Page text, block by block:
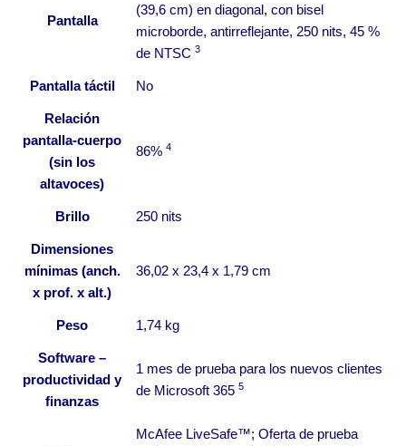
Pantalla
(39,6 cm) en diagonal, con bisel
microborde, antirreflejante, 250 nits, 45 %
de NTSC 3
Pantalla táctil No
Relación
pantalla-cuerpo
(sin los
altavoces)
86% 4
Brillo 250 nits
Dimensiones
mínimas (anch.
x prof. x alt.)
36,02 x 23,4 x 1,79 cm
Peso 1,74 kg
Software –
productividad y
finanzas
1 mes de prueba para los nuevos clientes
de Microsoft 365 5
McAfee LiveSafe™; Oferta de prueba